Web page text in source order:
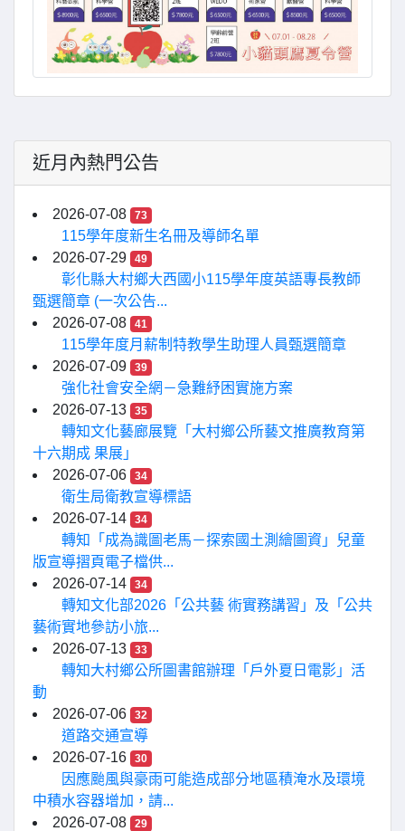
近月內熱門公告
2026-07-08 73
115學年度新生名冊及導師名單
2026-07-29
49
彰化縣大村鄉大西國小115學年度英語專長教師
甄選簡章 (一次公告...
2026-07-08
41
115學年度月薪制特教學生助理人員甄選簡章
2026-07-09
39
強化社會安全網－急難紓困實施方案
2026-07-13
35
轉知文化藝廊展覽「大村鄉公所藝文推廣教育第
十六期成 果展」
2026-07-06
34
衛生局衛教宣導標語
2026-07-14
34
轉知「成為識圖老馬－探索國土測繪圖資」兒童
版宣導摺頁電子檔供...
2026-07-14
34
轉知文化部2026「公共藝 術實務講習」及「公共
藝術實地參訪小旅...
2026-07-13
33
轉知大村鄉公所圖書館辦理「戶外夏日電影」活
動
2026-07-06
32
道路交通宣導
2026-07-16
30
因應颱風與豪雨可能造成部分地區積淹水及環境
中積水容器增加，請...
2026-07-08
29